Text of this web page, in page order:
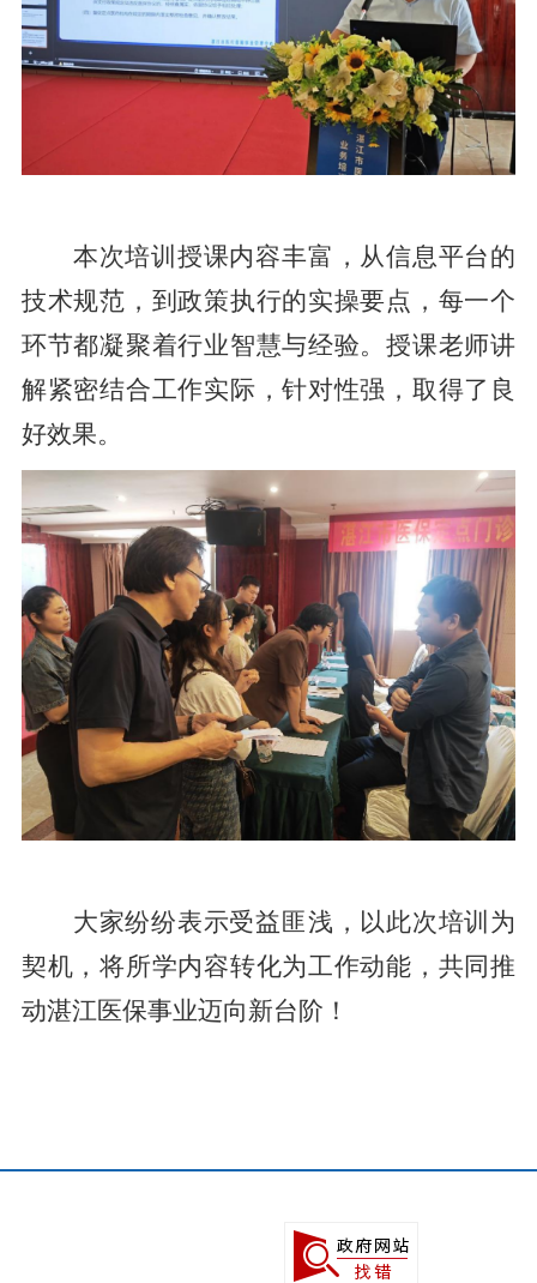
本次培训授课内容丰富，从信息平台的
技术规范，到政策执行的实操要点，每一个
环节都凝聚着行业智慧与经验。授课老师讲
解紧密结合工作实际，针对性强，取得了良
好效果。
大家纷纷表示受益匪浅，以此次培训为
契机，将所学内容转化为工作动能，共同推
动湛江医保事业迈向新台阶！